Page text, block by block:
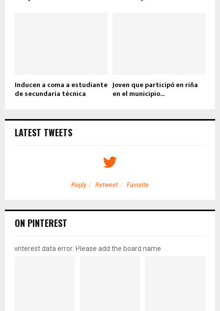
Inducen a coma a estudiante
de secundaria técnica
Joven que participó en riña
en el municipio...
LATEST TWEETS
Reply Retweet Favorite
ON PINTEREST
pinterest data error: Please add the board name